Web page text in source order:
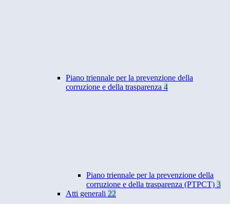
Piano triennale per la prevenzione della
corruzione e della trasparenza 4
Piano triennale per la prevenzione della
corruzione e della trasparenza (PTPCT) 3
Atti generali 22